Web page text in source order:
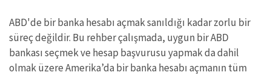
ABD'de bir banka hesabı açmak sanıldığı kadar zorlu bir
süreç değildir. Bu rehber çalışmada, uygun bir ABD
bankası seçmek ve hesap başvurusu yapmak da dahil
olmak üzere Amerika’da bir banka hesabı açmanın tüm